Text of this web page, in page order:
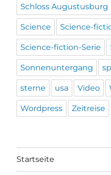
Schloss Augustusburg
Science Science-
Science-fiction-Serie
Sonnenuntergang
sterne usa Video
Wordpress Zeitreise
Startseite